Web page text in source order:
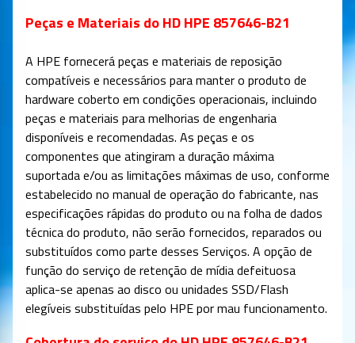
Peças e Materiais do HD HPE 857646-B21
A HPE fornecerá peças e materiais de reposição
compatíveis e necessários para manter o produto de
hardware coberto em condições operacionais, incluindo
peças e materiais para melhorias de engenharia
disponíveis e recomendadas. As peças e os
componentes que atingiram a duração máxima
suportada e/ou as limitações máximas de uso, conforme
estabelecido no manual de operação do fabricante, nas
especificações rápidas do produto ou na folha de dados
técnica do produto, não serão fornecidos, reparados ou
substituídos como parte desses Serviços. A opção de
função do serviço de retenção de mídia defeituosa
aplica-se apenas ao disco ou unidades SSD/Flash
elegíveis substituídas pelo HPE por mau funcionamento.